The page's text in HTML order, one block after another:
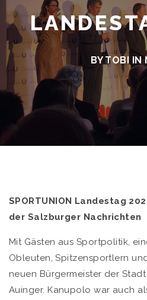
BY TOBI IN
SPORTUNION Landestag
der Salzburger Nachrichten
Mit Gästen aus Sportpolitik,
Obleuten, Spitzensportlern
neuen Bürgermeister der
Auinger. Kanupolo war auch